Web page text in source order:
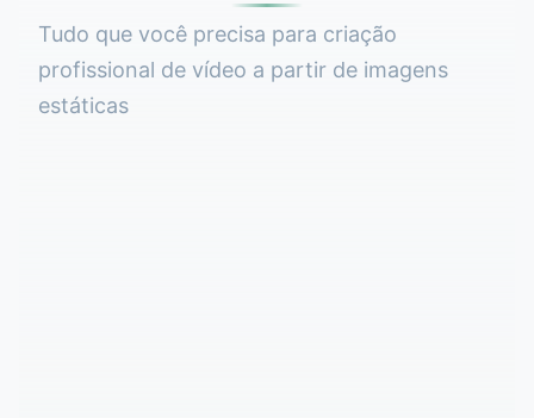
Tudo que você precisa para criação
profissional de vídeo a partir de imagens
estáticas